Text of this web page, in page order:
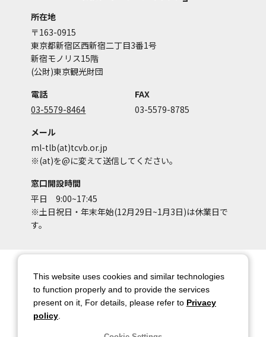
所在地
〒163-0915
東京都新宿区西新宿二丁目3番1号
新宿モノリス15階
(公財)東京観光財団
電話
03-5579-8464
FAX
03-5579-8785
メール
ml-tlb(at)tcvb.or.jp
※(at)を@に変えて送信してください。
窓口開設時間
平日 9:00~17:45
※土日祝日・年末年始(12月29日~1月3日)は休業日で
す。
アカウントポリシー
個人情報保護方針
著作権について
お問い合わせ
都庁総合ページへのリンク
This website uses cookies and similar technologies
to function properly and to provide the services
present on it, For details, please refer to Privacy
policy